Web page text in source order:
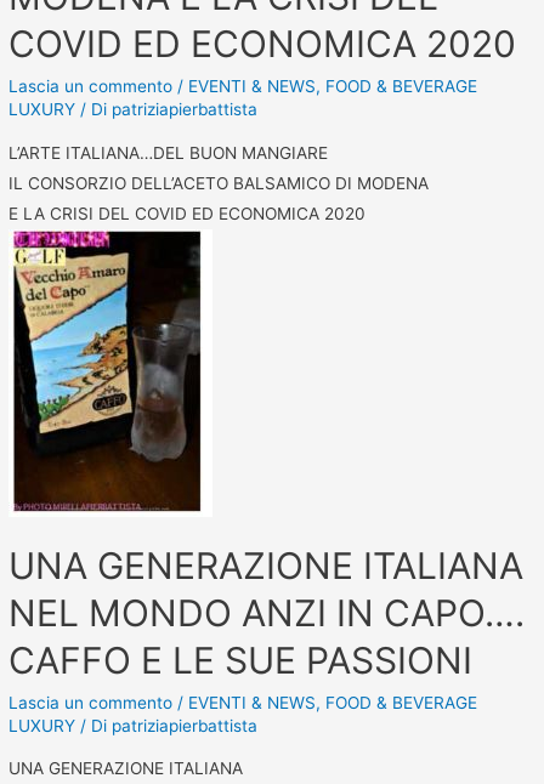
COVID ED ECONOMICA 2020
Lascia un commento / EVENTI & NEWS, FOOD & BEVERAGE
LUXURY / Di patriziapierbattista
L’ARTE ITALIANA…DEL BUON MANGIARE
IL CONSORZIO DELL’ACETO BALSAMICO DI MODENA
E LA CRISI DEL COVID ED ECONOMICA 2020
UNA GENERAZIONE ITALIANA
NEL MONDO ANZI IN CAPO….
CAFFO E LE SUE PASSIONI
Lascia un commento / EVENTI & NEWS, FOOD & BEVERAGE
LUXURY / Di patriziapierbattista
UNA GENERAZIONE ITALIANA